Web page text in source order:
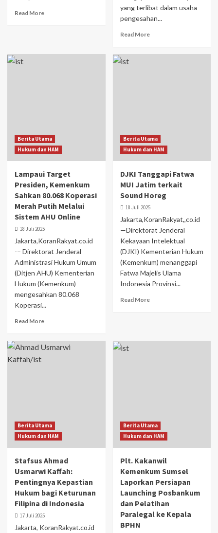
Read More
yang terlibat dalam usaha
pengesahan...
Read More
Berita Utama
Hukum dan HAM
Lampaui Target
Presiden, Kemenkum
Sahkan 80.068 Koperasi
Merah Putih Melalui
Sistem AHU Online
18 Juli 2025
Jakarta,KoranRakyat.co.id
-– Direktorat Jenderal
Administrasi Hukum Umum
(Ditjen AHU) Kementerian
Hukum (Kemenkum)
mengesahkan 80.068
Koperasi...
Read More
Berita Utama
Hukum dan HAM
DJKI Tanggapi Fatwa
MUI Jatim terkait
Sound Horeg
18 Juli 2025
Jakarta,KoranRakyat,,co.id
—Direktorat Jenderal
Kekayaan Intelektual
(DJKI) Kementerian Hukum
(Kemenkum) menanggapi
Fatwa Majelis Ulama
Indonesia Provinsi...
Read More
Berita Utama
Hukum dan HAM
Stafsus Ahmad
Usmarwi Kaffah:
Pentingnya Kepastian
Hukum bagi Keturunan
Filipina di Indonesia
17 Juli 2025
Jakarta, KoranRakyat.co.id
Berita Utama
Hukum dan HAM
Plt. Kakanwil
Kemenkum Sumsel
Laporkan Persiapan
Launching Posbankum
dan Pelatihan
Paralegal ke Kepala
BPHN